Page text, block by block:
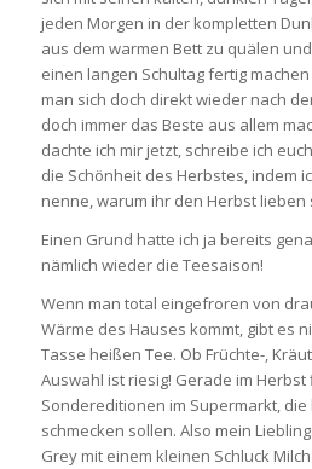
jeden Morgen in der kompletten
aus dem warmen Bett zu quälen
einen langen Schultag fertig
man sich doch direkt wieder nach
doch immer das Beste aus allem
dachte ich mir jetzt, schreibe ich
die Schönheit des Herbstes, indem
nenne, warum ihr den Herbst lieben
Einen Grund hatte ich ja bereits
nämlich wieder die Teesaison!
Wenn man total eingefroren von
Wärme des Hauses kommt, gibt es
Tasse heißen Tee. Ob Früchte-,
Auswahl ist riesig! Gerade im
Sondereditionen im Supermarkt,
schmecken sollen. Also mein
Grey mit einem kleinen Schluck